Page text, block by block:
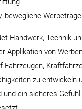
bewegliche
Handwerk, Technik
Applikation von
Fahrzeugen,
zu entwickeln
und ein sicheres